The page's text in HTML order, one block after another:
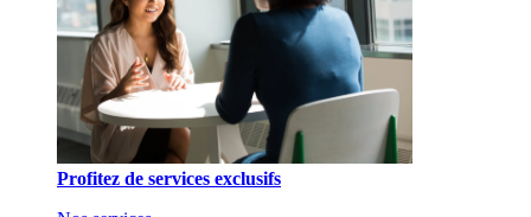
Profitez de services exclusifs